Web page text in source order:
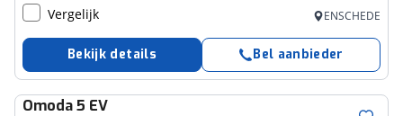
Vergelijk ENSCHEDE
Bekijk details Bel aanbieder
Omoda5 EV